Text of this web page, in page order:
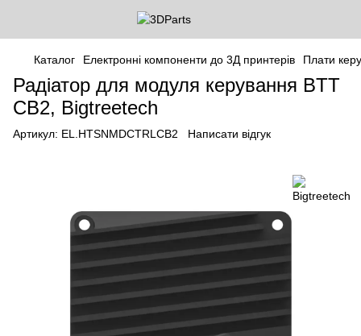
Каталог Електронні компоненти до 3Д принтерів Плати
Радіатор для модуля керування BTT
CB2, Bigtreetech
Артикул: EL.HTSNMDCTRLCB2 Написати відгук